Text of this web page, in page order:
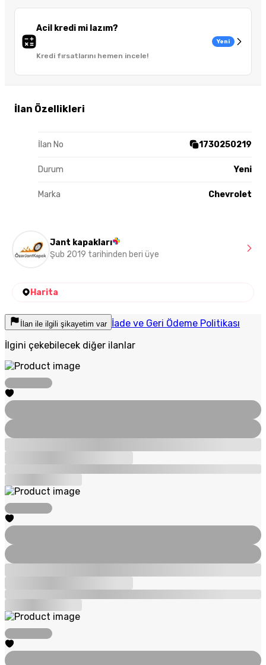
Acil kredi mi lazım?
Kredi fırsatlarını hemen incele!
Yeni
İlan Özellikleri
İlan No 1730250219
Durum Yeni
Marka Chevrolet
Jant kapakları
Şub 2019 tarihinden beri üye
Harita
İlan ile ilgili şikayetim var İade ve Geri Ödeme Politikası
İlgini çekebilecek diğer ilanlar